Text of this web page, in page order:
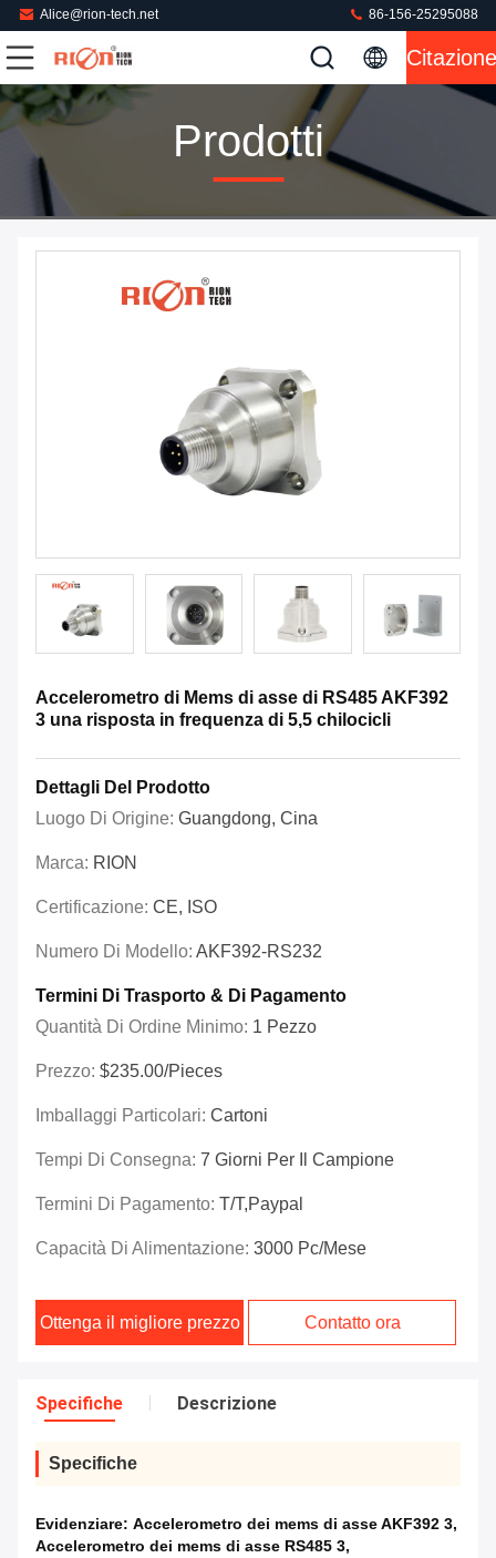
Alice@rion-tech.net 86-156-25295088
Citazione
Prodotti
Accelerometro di Mems di asse di RS485 AKF392
3 una risposta in frequenza di 5,5 chilocicli
Dettagli Del Prodotto
Luogo Di Origine: Guangdong, Cina
Marca: RION
Certificazione: CE, ISO
Numero Di Modello: AKF392-RS232
Termini Di Trasporto & Di Pagamento
Quantità Di Ordine Minimo: 1 Pezzo
Prezzo: $235.00/Pieces
Imballaggi Particolari: Cartoni
Tempi Di Consegna: 7 Giorni Per Il Campione
Termini Di Pagamento: T/T,Paypal
Capacità Di Alimentazione: 3000 Pc/mese
Ottenga il migliore prezzo Contatto ora
Specifiche Descrizione
Specifiche
Evidenziare: Accelerometro dei mems di asse AKF392 3,
Accelerometro dei mems di asse RS485 3,